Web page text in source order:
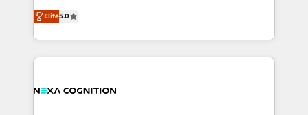
Technical Solutions, Enablement Solutions, Digital
Solutions and Growth Solutions. As a fully
upgrading and streamlining every single revenue-
generating aspect of your business. We’re proud
HubSpot Elite Solutions Partners and devout CRM
nerds who can harness HubSpot’s custom digital
experience. Working hand-in-hand with your team,
Elite5.0